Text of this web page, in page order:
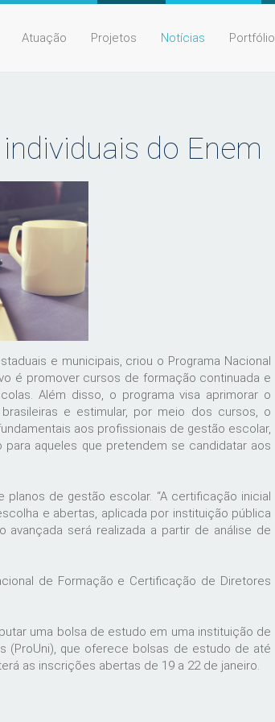
Atuação Projetos Notícias Portfólio
do Enem
e municipais, criou o Programa Nacional
é promover cursos de formação continuada e
Além disso, o programa visa aprimorar o
e estimular, por meio dos cursos, o
aos profissionais de gestão escolar,
aqueles que pretendem se candidatar aos
de gestão escolar. “A certificação inicial
e abertas, aplicada por instituição pública
será realizada a partir de análise de
de Formação e Certificação de Diretores
uma bolsa de estudo em uma instituição de
(ProUni), que oferece bolsas de estudo de até
as inscrições abertas de 19 a 22 de janeiro.